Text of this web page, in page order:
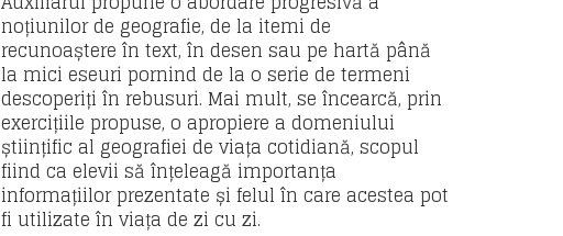
noțiunilor de geografie, de la itemi de
recunoaștere în text, în desen sau pe hartă până
la mici eseuri pornind de la o serie de termeni
descoperiți în rebusuri. Mai mult, se încearcă, prin
exercițiile propuse, o apropiere a domeniului
științific al geografiei de viața cotidiană, scopul
fiind ca elevii să înțeleagă importanța
informațiilor prezentate și felul în care acestea pot
fi utilizate în viața de zi cu zi.